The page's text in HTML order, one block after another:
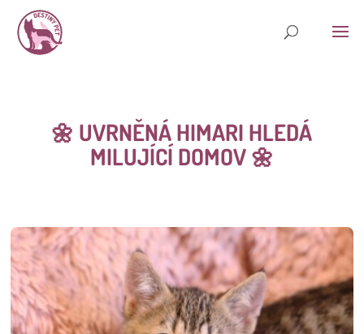
🌼 UVRNĚNÁ HIMARI HLEDÁ
MILUJÍCÍ DOMOV 🌼